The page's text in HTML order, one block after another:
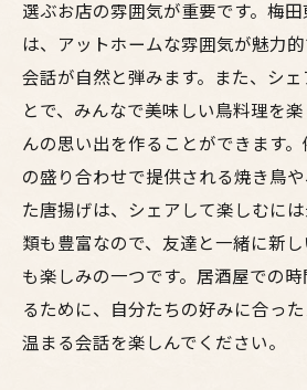
選ぶお店の雰囲気が重要です。梅
は、アットホームな雰囲気が魅力
会話が自然と弾みます。また、シ
とで、みんなで美味しい鳥料理を
んの思い出を作ることができます
の盛り合わせで提供される焼き鳥
た唐揚げは、シェアして楽しむに
類も豊富なので、友達と一緒に新
も楽しみの一つです。居酒屋での
るために、自分たちの好みに合っ
温まる会話を楽しんでください。